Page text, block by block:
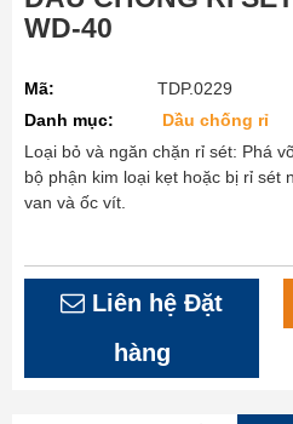
WD-40
Mã:
TDP.0229
Danh mục:
Dầu chống rỉ
Loại bỏ và ngăn chặn rỉ sét: Phá
bộ phận kim loại kẹt hoặc bị rỉ sét
van và ốc vít.
Liên hệ Đặt
hàng